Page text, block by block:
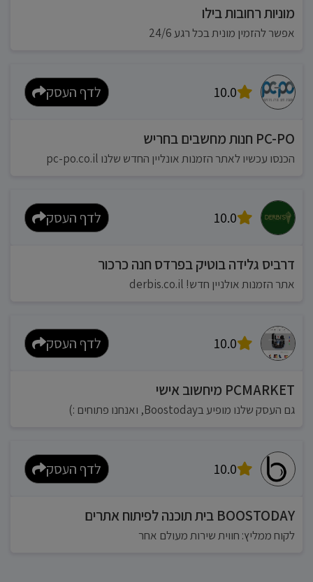
מוניות רחובות בילו
אפשר להזמין מונית בכל רגע 24/6
10.0 לדף העסק
PC-PO חנות מחשבים בחריש
הכנסו עכשיו לאתר הזמנות אונליין החדש שלנו pc-po.co.il
10.0 לדף העסק
דרביס גלידה בוטיק בפרדס חנה כרכור
אתר הזמנות אולניין חדש! derbis.co.il
10.0 לדף העסק
PCMARKET מיחשוב אישי
גם העסק שלנו מופיע בBoostoday, ואנחנו פתוחים :)
10.0 לדף העסק
BOOSTODAY בית תוכנה לפיתוח אתרים
לקוח ממליץ: חווית שירות מעולם אחר